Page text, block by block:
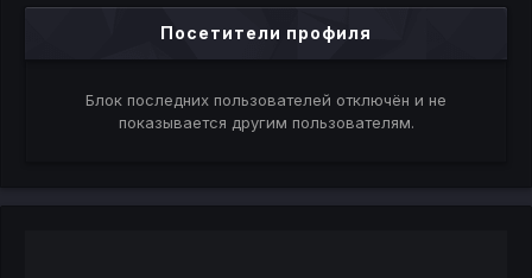
Посетители профиля
Блок последних пользователей отключён и не
показывается другим пользователям.